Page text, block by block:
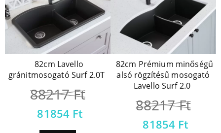
82cm Lavello
gránitmosogató Surf 2.0T
88217Ft
81854 Ft
82cm Prémium minőségű
alsó rögzítésű mosogató
Lavello Surf 2.0
88217Ft
81854 Ft